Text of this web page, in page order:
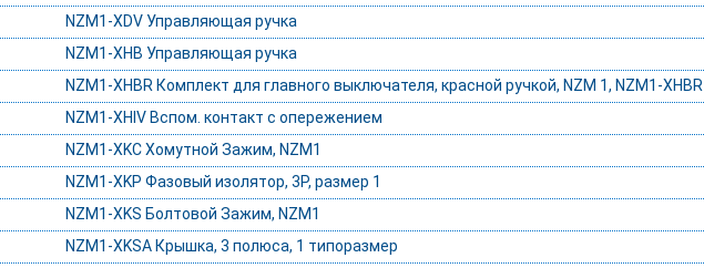
NZM1-XDV Управляющая ручка
NZM1-XHB Управляющая ручка
NZM1-XHBR Комплект для главного выключателя, красной ручкой, NZM 1, NZM1-XHBR
NZM1-XHIV Вспом. контакт с опережением
NZM1-XKC Хомутной Зажим, NZM1
NZM1-XKP Фазовый изолятор, 3P, размер 1
NZM1-XKS Болтовой Зажим, NZM1
NZM1-XKSA Крышка, 3 полюса, 1 типоразмер